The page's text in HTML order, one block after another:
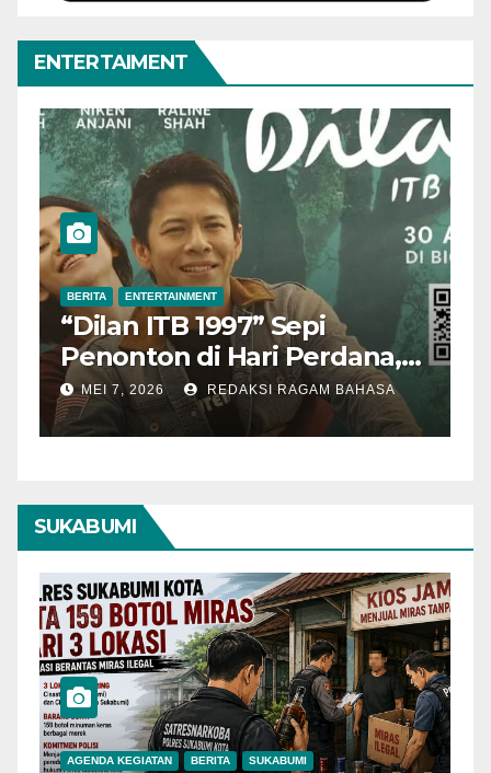
ENTERTAIMENT
BERITA ENTERTAINMENT
“Dilan ITB 1997” Sepi
Penonton di Hari Perdana,
Pengamat Nilai Cerita
Kurang Kuat
MEI 7, 2026 REDAKSI RAGAM BAHASA
SUKABUMI
AGENDA KEGIATAN BERITA SUKABUMI